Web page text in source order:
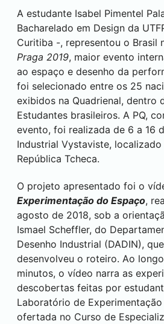
A estudante Isabel Pimentel
Bacharelado em Design da
Curitiba -, representou o Brasil
Praga 2019, maior evento
ao espaço e desenho da
foi selecionado entre os 25
exibidos na Quadrienal, dentro
Estudantes brasileiros. A PQ,
evento, foi realizada de 6 a 16
Industrial Vystaviste,
República Tcheca.
O projeto apresentado foi o
Experimentação do Espaço,
agosto de 2018, sob a
Ismael Scheffler, do
Desenho Industrial (DADIN),
desenvolveu o roteiro. Ao
minutos, o vídeo narra as
descobertas feitas por
Laboratório de
ofertada no Curso de